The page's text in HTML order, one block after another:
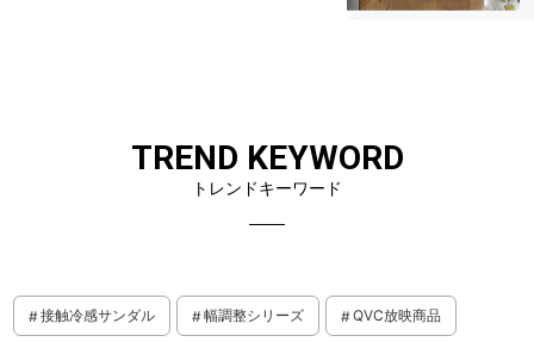
TREND KEYWORD
トレンドキーワード
接触冷感サンダル 幅調整シリーズ QVC放映商品